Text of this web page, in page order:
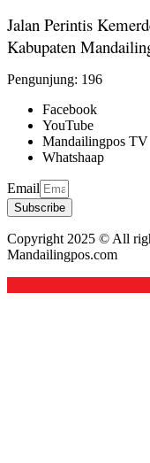
Jalan Perintis
Kabupaten
Pengunjung: 196
Facebook
YouTube
Mandailingpos TV
Whatshaap
Email
Subscribe
Copyright 2025 © All
Mandailingpos.com